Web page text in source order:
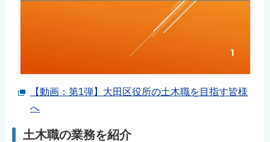
【動画：第1弾】大田区役所の土木職を目指す皆様
へ
土木職の業務を紹介